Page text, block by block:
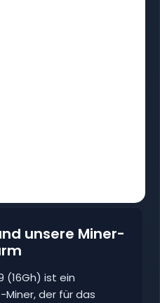
unsere Miner-
(16Gh) ist ein
der für das